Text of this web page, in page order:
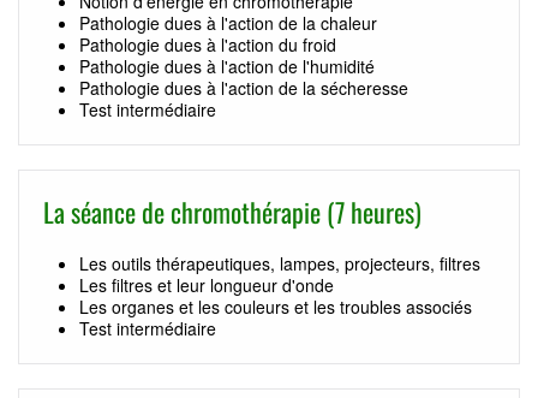
Pathologie dues à l'action de la chaleur
Pathologie dues à l'action du froid
Pathologie dues à l'action de l'humidité
Pathologie dues à l'action de la sécheresse
Test intermédiaire
La séance de chromothérapie (7 heures)
Les outils thérapeutiques, lampes, projecteurs, filtres
Les filtres et leur longueur d'onde
Les organes et les couleurs et les troubles associés
Test intermédiaire